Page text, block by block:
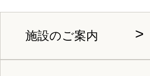
施設のご案内